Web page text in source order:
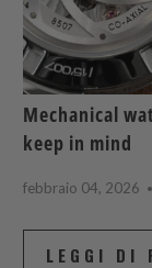
Mechanical
keep in mind
febbraio 04, 2026
LEGGI DI